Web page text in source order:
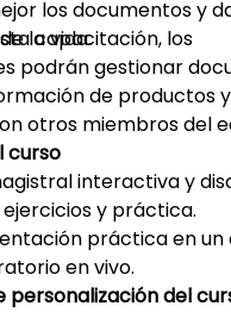
los documentos y
la vida.
capacitación, los
podrán gestionar
de productos y
otros miembros del
curso
interactiva y
ejercicios y práctica.
práctica en un
en vivo.
personalización del